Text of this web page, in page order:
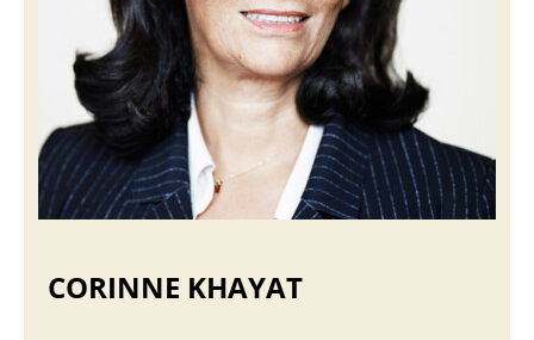
CORINNE KHAYAT